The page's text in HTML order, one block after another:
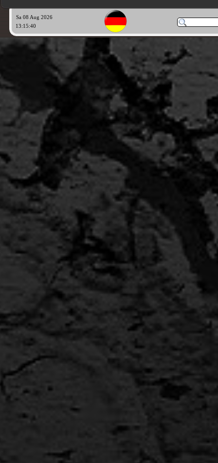
Sa 08 Aug 2026
13:15:41